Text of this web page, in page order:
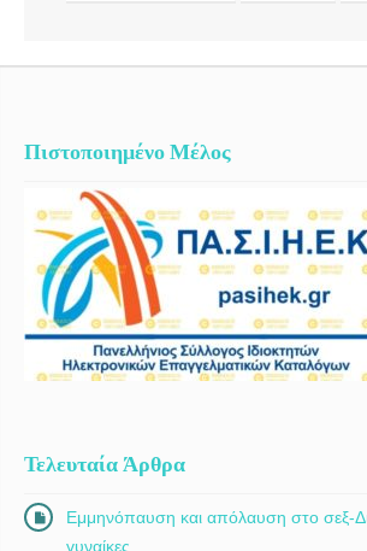
Πιστοποιημένο Μέλος
Τελευταία Άρθρα
Εμμηνόπαυση και απόλαυση στο σεξ-
γυναίκες